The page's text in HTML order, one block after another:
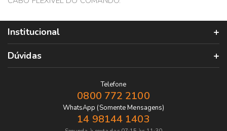
Institucional
Dúvidas
Telefone
0800 772 2100
WhatsApp (Somente Mensagens)
14 98144 1403